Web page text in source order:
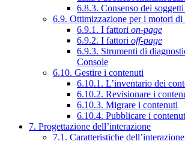
6.8.3. Consenso dei
6.9. Ottimizzazione per i motori di
6.9.1. I fattori on-page
6.9.2. I fattori off-page
6.9.3. Strumenti di
Console
6.10. Gestire i contenuti
6.10.1. L’inventario dei
6.10.2. Revisionare i
6.10.3. Migrare i contenuti
6.10.4. Pubblicare i
7. Progettazione dell’interazione
7.1. Caratteristiche dell’interazione